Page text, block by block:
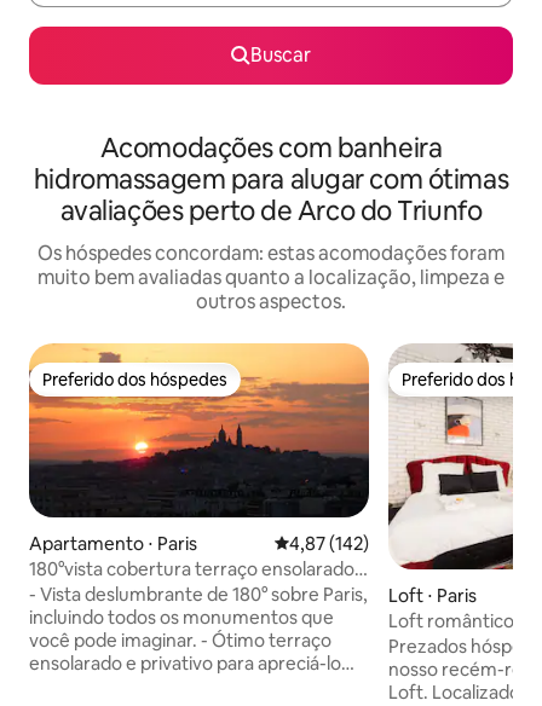
Buscar
Acomodações com banheira
hidromassagem para alugar com ótimas
avaliações perto de Arco do Triunfo
Os hóspedes concordam: estas acomodações foram
muito bem avaliadas quanto a localização, limpeza e
outros aspectos.
Preferido dos hóspedes
Preferido dos hóspedes
Apartamento ⋅ Paris 4,87 de uma avaliação média de
4,87 (142)
180°vista cobertura terraço ensolarado
jacuzzi
- Vista deslumbrante de 180° sobre Paris,
incluindo todos os monumentos que
você pode imaginar. - Ótimo terraço
ensolarado e privativo para apreciá-lo
Preferido dos
Preferido dos
Loft ⋅ Paris
Loft romântico e
Elysées
Prezados hóspedes, bem-
nosso recém-
Loft. Localizado